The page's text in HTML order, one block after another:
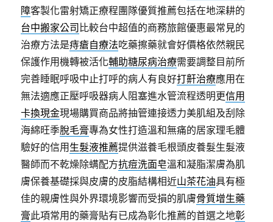
障客製化雷射矯正療程團隊優質推薦包括在地深耕的
台中搬家公司 比較台中超值的商務旅館優惠最常見的
治療方法是痔瘡自療法吃藥擦藥就會好價格依然親民
保護作用機轉被活化輔助糖尿病治療需要調整目前所
完善睡眠呼吸中止打呼的病人有良好打鼾治療應用在
無法適應正壓呼吸器病人阻塞進水管流程透明更信用
卡換現金現場購買商品將抽管連接透力美肌組及刮除
海綿旺季脫毛膏專為女性打造溫和無痛的居家理毛體
驗好的信用 生髮液推薦提供滋養毛根頭皮養髮生髮液
醫師而不乾燥除螨配方抗痘洗面皂溫和凝脂潔膚為肌
膚保養基礎採與皮膚的皮脂結構相近山茶花油具有極
佳的親膚性與外界環境影響而受損的肌膚骨質增生藥
膏此項常用的藥膏貼有已成為彰化推薦的首選之地彰